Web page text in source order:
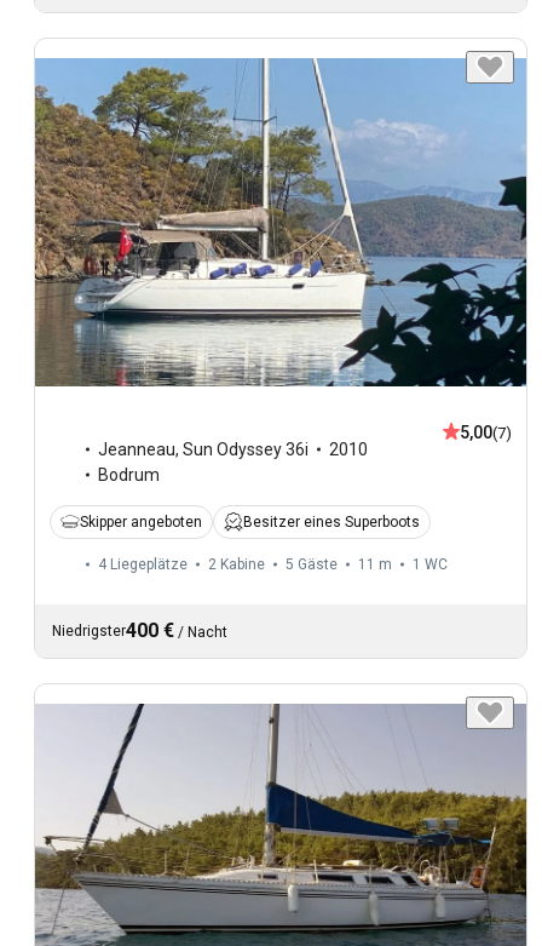
Jeanneau, Sun Odyssey 36i
2010
Bodrum
5,00(7)
Skipper angeboten Besitzer eines Superboots
4 Liegeplätze 2 Kabine 5 Gäste 11 m 1 WC
Niedrigster400 € / Nacht